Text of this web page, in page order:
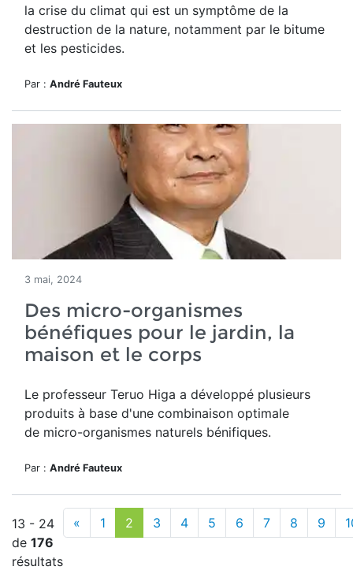
la crise du climat qui est un symptôme de la
destruction de la nature, notamment par le bitume
et les pesticides.
Par : André Fauteux
3 mai, 2024
Des micro-organismes
bénéfiques pour le jardin, la
maison et le corps
Le professeur Teruo Higa a développé plusieurs
produits à base d'une combinaison optimale
de micro-organismes naturels bénifiques.
Par : André Fauteux
13 - 24
de 176
résultats
« 1 2 3 4 5 6 7 8 9